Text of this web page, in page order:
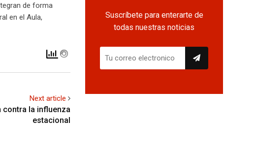
de forma
en el Aula,
Next article
contra la influenza
estacional
Suscríbete para enterarte de
todas nuestras noticias